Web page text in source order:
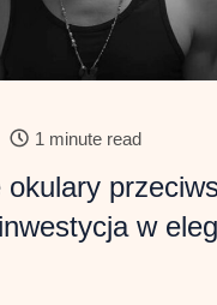
1 minute read
w